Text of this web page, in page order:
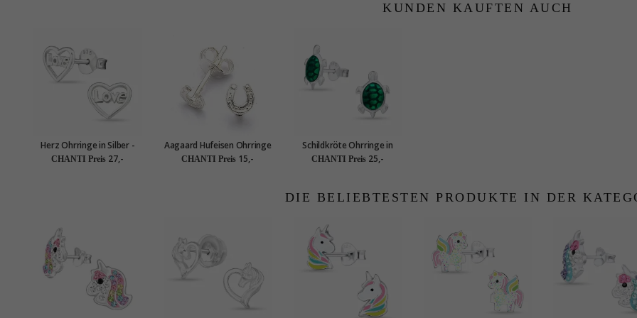
KUNDEN KAUFTEN AUCH
Herz Ohrringe in Silber -
Little Ones
CHANTI Preis 27,-
Aagaard Hufeisen Ohrringe
in Silber
CHANTI Preis 15,-
Schildkröte Ohrringe in
Silber - Little Ones
CHANTI Preis 25,-
DIE BELIEBTESTEN PRODUKTE IN DER